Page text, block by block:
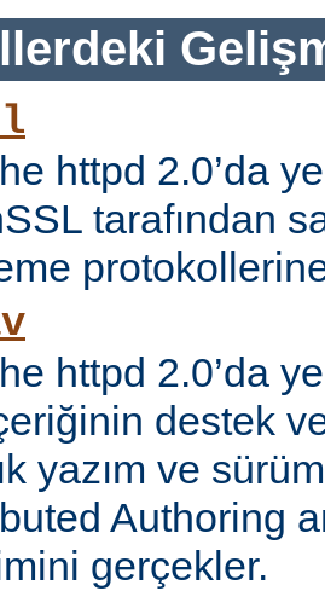
httpd 2.0’da
tarafından
httpd 2.0’da
destek
yazım ve
Authoring
gerçekler.